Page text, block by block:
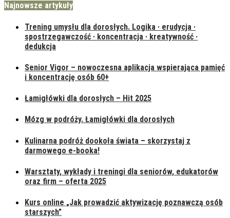
Najnowsze artykuły
Trening umysłu dla dorosłych. Logika · erudycja ·
spostrzegawczość · koncentracja · kreatywność ·
dedukcja
Senior Vigor – nowoczesna aplikacja wspierająca pamięć
i koncentrację osób 60+
Łamigłówki dla dorosłych – Hit 2025
Mózg w podróży. Łamigłówki dla dorosłych
Kulinarna podróż dookoła świata – skorzystaj z
darmowego e-booka!
Warsztaty, wykłady i treningi dla seniorów, edukatorów
oraz firm – oferta 2025
Kurs online „Jak prowadzić aktywizację poznawczą osób
starszych”